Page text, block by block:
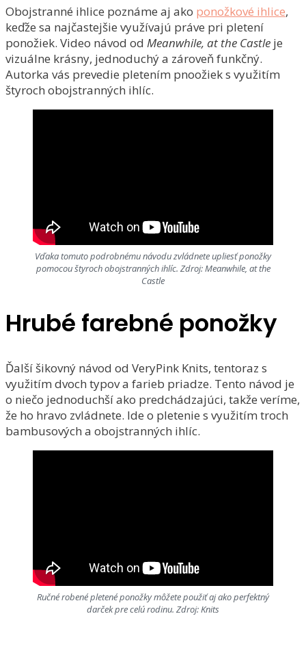
Obojstranné ihlice poznáme aj ako ponožkové ihlice,
keďže sa najčastejšie využívajú práve pri pletení
ponožiek. Video návod od Meanwhile, at the Castle je
vizuálne krásny, jednoduchý a zároveň funkčný.
Autorka vás prevedie pletením pnoožiek s využitím
štyroch obojstranných ihlíc.
Vďaka tomuto podrobnému návodu zvládnete upliesť ponožky
pomocou štyroch obojstranných ihlíc. Zdroj: Meanwhile, at the
Castle
Hrubé farebné ponožky
Ďalší šikovný návod od VeryPink Knits, tentoraz s
využitím dvoch typov a farieb priadze. Tento návod je
o niečo jednoduchší ako predchádzajúci, takže veríme,
že ho hravo zvládnete. Ide o pletenie s využitím troch
bambusových a obojstranných ihlíc.
Ručné robené pletené ponožky môžete použiť aj ako perfektný
darček pre celú rodinu. Zdroj: Knits